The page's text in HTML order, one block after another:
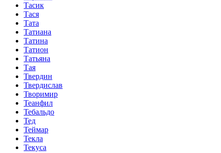
Тасик
Тася
Тата
Татиана
Татина
Татион
Татьяна
Тая
Твердин
Твердислав
Творимир
Теанфил
Тебальдо
Тед
Теймар
Текла
Текуса